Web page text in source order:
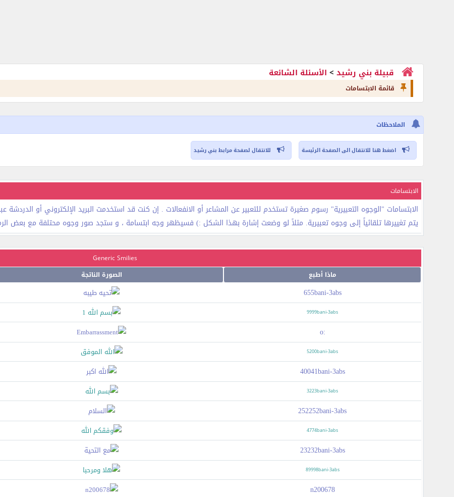
قبيلة بني رشيد > الأسئلة الشائعة
قائمة الابتسامات
الملاحظات
اضغط هنا للانتقال الى الصفحة الرئيسة للانتقال لصفحة مرابط بني رشيد
الابتسامات
الابتسامات "الوجوه التعبيرية" رسوم صغيرة تستخدم للتعبير عن المشاعر أو الانفعالات . إن كنت قد استخدمت البريد الإلكتروني أو
يتم تغييرها تلقائياً إلى وجوه تعبيرية. مثلاً لو وضعت إشارة بهذا الشكل :) فسيظهر وجه ابتسامة ، و ستجد صور وجوه محتلفة مع بعض
Generic Smilies
ماذا أطبع
الصورة الناتجة
655bani-3abs
9999bani-3abs
:o
5200bani-3abs
40041bani-3abs
3223bani-3abs
252252bani-3abs
4774bani-3abs
23232bani-3abs
89998bani-3abs
n200678